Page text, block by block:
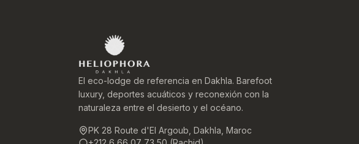
El eco-lodge de referencia en Dakhla. Barefoot
luxury, deportes acuáticos y reconexión con la
naturaleza entre el desierto y el océano.
PK 28 Route d'El Argoub, Dakhla, Maroc